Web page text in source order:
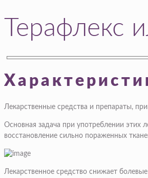
Терафлекс
Лекарственные средства и препараты,
Основная задача при употреблении этих
восстановление сильно пораженных
Лекарственное средство снижает